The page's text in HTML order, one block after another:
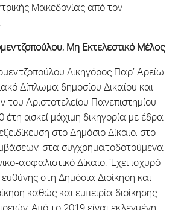
Μακεδονίας από τον
Μη Εκτελεστικό Μέλος
Δικηγόρος Παρ’ Αρείω
Δίπλωμα δημοσίου Δικαίου και
του Αριστοτελείου Πανεπιστημίου
έτη ασκεί μάχιμη δικηγορία με έδρα
στο Δημόσιο Δίκαιο, στο
στα συγχρηματοδοτούμενα
ασφαλιστικό Δίκαιο. Έχει ισχυρό
στη Δημόσια Διοίκηση και
καθώς και εμπειρία διοίκησης